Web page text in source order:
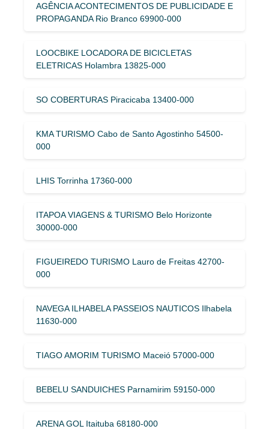
AGÊNCIA ACONTECIMENTOS DE PUBLICIDADE E
PROPAGANDA Rio Branco 69900-000
LOOCBIKE LOCADORA DE BICICLETAS
ELETRICAS Holambra 13825-000
SO COBERTURAS Piracicaba 13400-000
KMA TURISMO Cabo de Santo Agostinho 54500-
000
LHIS Torrinha 17360-000
ITAPOA VIAGENS & TURISMO Belo Horizonte
30000-000
FIGUEIREDO TURISMO Lauro de Freitas 42700-
000
NAVEGA ILHABELA PASSEIOS NAUTICOS Ilhabela
11630-000
TIAGO AMORIM TURISMO Maceió 57000-000
BEBELU SANDUICHES Parnamirim 59150-000
ARENA GOL Itaituba 68180-000